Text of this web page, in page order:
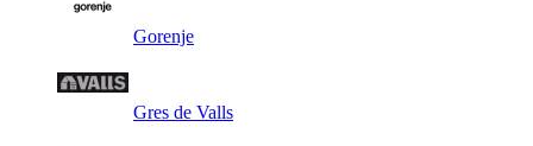
Gorenje
Gres de Valls